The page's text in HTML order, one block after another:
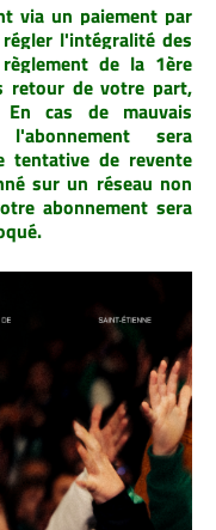
via un paiement par
l'intégralité des
de la 1ère
retour de votre part,
En cas de mauvais
sera
tentative de revente
sur un réseau non
abonnement sera